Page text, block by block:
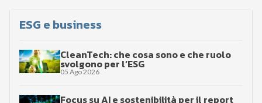
ESG e business
CleanTech: che cosa sono e che ruolo
svolgono per l’ESG
05 Ago 2026
Focus su AI e sostenibilità per il report